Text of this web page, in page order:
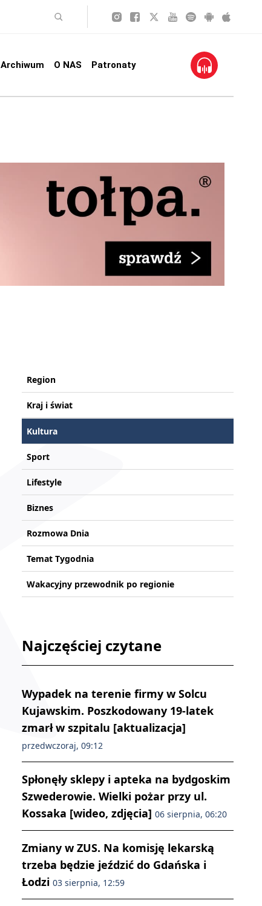
Archiwum O NAS Patronaty
Region
Kraj i świat
Kultura
Sport
Lifestyle
Biznes
Rozmowa Dnia
Temat Tygodnia
Wakacyjny przewodnik po regionie
Najczęściej czytane
Wypadek na terenie firmy w Solcu
Kujawskim. Poszkodowany 19-latek
zmarł w szpitalu [aktualizacja]
przedwczoraj, 09:12
Spłonęły sklepy i apteka na bydgoskim
Szwederowie. Wielki pożar przy ul.
Kossaka [wideo, zdjęcia] 06 sierpnia, 06:20
Zmiany w ZUS. Na komisję lekarską
trzeba będzie jeździć do Gdańska i
Łodzi 03 sierpnia, 12:59